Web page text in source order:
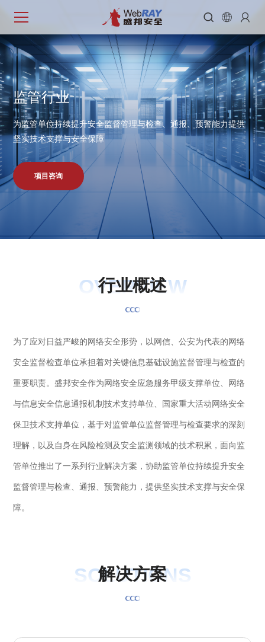
  
监管行业
为监管单位持续提升安全监督管理与检查、通报、预警能力提供
坚实技术支撑与安全保障
项目咨询
OVERVIEW
行业概述
为了应对日益严峻的网络安全形势，以网信、公安为代表的网络
安全监督检查单位承担着对关键信息基础设施监督管理与检查的
重要职责。盛邦安全作为网络安全应急服务甲级支撑单位、网络
与信息安全信息通报机制技术支持单位、国家重大活动网络安全
保卫技术支持单位，基于对监管单位监督管理与检查要求的深刻
理解，以及自身在风险检测及安全监测领域的技术积累，面向监
管单位推出了一系列行业解决方案，协助监管单位持续提升安全
监督管理与检查、通报、预警能力，提供坚实技术支撑与安全保
障。
SOLUTIONS
解决方案